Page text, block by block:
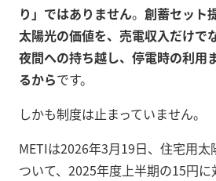
り」ではありません。 創蓄セット
太陽光の価値を、売電収入だけで
夜間への持ち越し、停電時の利用
るからです。
しかも制度は止まっていません。
METIは2026年3月19日、住宅用
ついて、2025年度上半期の15円